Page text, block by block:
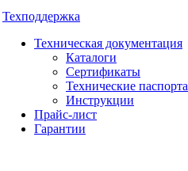
Техподдержка
Техническая документация
Каталоги
Сертификаты
Технические паспорта
Инструкции
Прайс-лист
Гарантии